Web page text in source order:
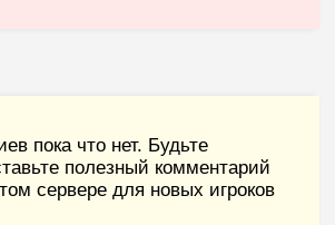
пока что нет. Будьте
полезный комментарий
сервере для новых игроков